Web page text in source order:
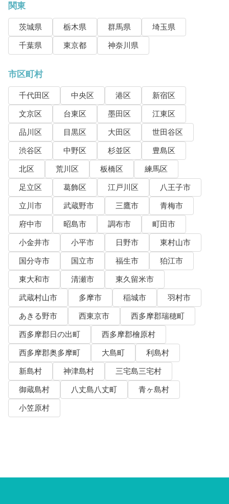
関東
茨城県 栃木県 群馬県
埼玉県
千葉県
東京都 神奈川県
市区町村
千代田区 中央区 港区
新宿区
文京区
台東区 墨田区
江東区
品川区
目黒区 大田区
世田谷区
渋谷区
中野区 杉並区
豊島区
北区
荒川区 板橋区
練馬区
足立区
葛飾区 江戸川区
八王子市
立川市
武蔵野市 三鷹市
青梅市
府中市
昭島市 調布市
町田市
小金井市
小平市 日野市
東村山市
国分寺市
国立市 福生市
狛江市
東大和市
清瀬市
東久留米市
武蔵村山市
多摩市 稲城市
羽村市
あきる野市
西東京市
西多摩郡瑞穂町
西多摩郡日の出町
西多摩郡檜原村
西多摩郡奥多摩町
大島町
利島村
新島村
神津島村
三宅島三宅村
御蔵島村
八丈島八丈町
青ヶ島村
小笠原村